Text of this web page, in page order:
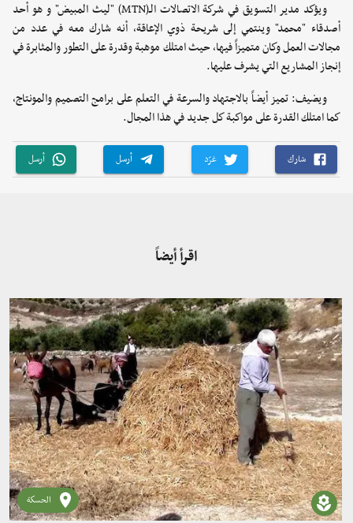
ويؤكد مدير التسويق في شركة الاتصالات الـ(MTN) "ليث المبيض" و هو أحد
أصدقاء "محمد" وينتمي إلى شريحة ذوي الإعاقة، أنه شارك معه في عدد من
مجالات العمل وكان متميزاً فيها، حيث امتلك موهبة وقدرة على التطور والمثابرة في
إنجاز المشاريع التي يشرف عليها.
ويضيف: تميز أيضاً بالاجتهاد والسرعة في التعلم على برامج التصميم والمونتاج،
كما امتلك القدرة على مواكبة كل جديد في هذا المجال.
شارك غرّد أرسل أرسل
اقرأ أيضاً
الحسكة